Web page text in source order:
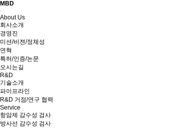
MBD
Menu
About Us
회사소개
경영진
미션/비젼/정체성
연혁
특허/인증/논문
오시는길
R&D
기술소개
파이프라인
R&D 거점/연구 협력
Service
항암제 감수성 검사
방사선 감수성 검사